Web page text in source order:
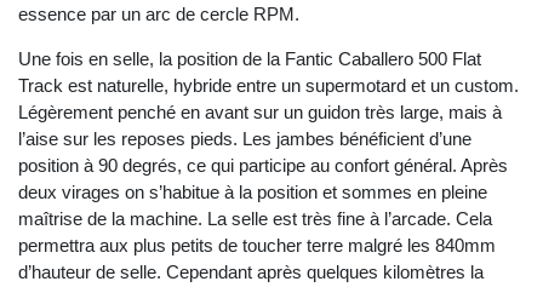
essence par un arc de cercle RPM.
Une fois en selle, la position de la Fantic Caballero 500 Flat
Track est naturelle, hybride entre un supermotard et un custom.
Légèrement penché en avant sur un guidon très large, mais à
l’aise sur les reposes pieds. Les jambes bénéficient d’une
position à 90 degrés, ce qui participe au confort général. Après
deux virages on s’habitue à la position et sommes en pleine
maîtrise de la machine. La selle est très fine à l’arcade. Cela
permettra aux plus petits de toucher terre malgré les 840mm
d’hauteur de selle. Cependant après quelques kilomètres la